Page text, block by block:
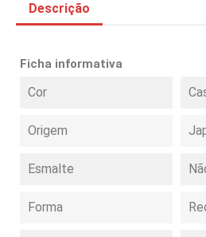
Descrição
Ficha informativa
Cor
Origem
Esmalte
Forma